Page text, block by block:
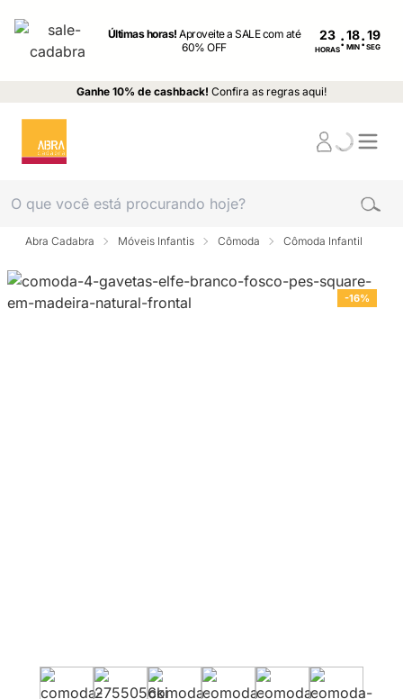
Últimas horas!Aproveite a SALE com até
60% OFF
23
HORAS: MIN : SEG
Ganhe 10% de cashback! Confira as regras aqui!
Abra Cadabra Móveis Infantis Cômoda Cômoda Infantil
-16%